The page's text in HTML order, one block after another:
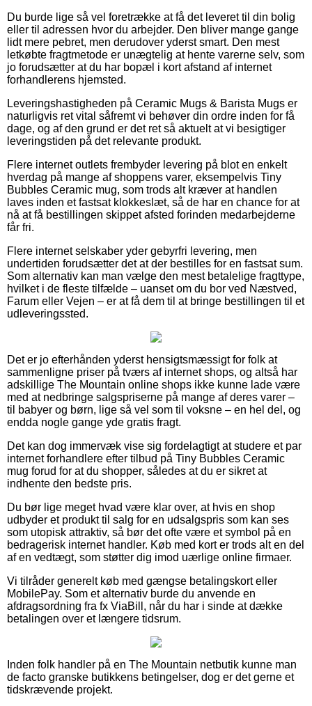
Du burde lige så vel foretrække at få det leveret til din bolig
eller til adressen hvor du arbejder. Den bliver mange gange
lidt mere pebret, men derudover yderst smart. Den mest
letkøbte fragtmetode er unægtelig at hente varerne selv, som
jo forudsætter at du har bopæl i kort afstand af internet
forhandlerens hjemsted.
Leveringshastigheden på Ceramic Mugs & Barista Mugs er
naturligvis ret vital såfremt vi behøver din ordre inden for få
dage, og af den grund er det ret så aktuelt at vi besigtiger
leveringstiden på det relevante produkt.
Flere internet outlets frembyder levering på blot en enkelt
hverdag på mange af shoppens varer, eksempelvis Tiny
Bubbles Ceramic mug, som trods alt kræver at handlen
laves inden et fastsat klokkeslæt, så de har en chance for at
nå at få bestillingen skippet afsted forinden medarbejderne
får fri.
Flere internet selskaber yder gebyrfri levering, men
undertiden forudsætter det at der bestilles for en fastsat sum.
Som alternativ kan man vælge den mest betalelige fragttype,
hvilket i de fleste tilfælde – uanset om du bor ved Næstved,
Farum eller Vejen – er at få dem til at bringe bestillingen til et
udleveringssted.
Det er jo efterhånden yderst hensigtsmæssigt for folk at
sammenligne priser på tværs af internet shops, og altså har
adskillige The Mountain online shops ikke kunne lade være
med at nedbringe salgspriserne på mange af deres varer –
til babyer og børn, lige så vel som til voksne – en hel del, og
endda nogle gange yde gratis fragt.
Det kan dog immervæk vise sig fordelagtigt at studere et par
internet forhandlere efter tilbud på Tiny Bubbles Ceramic
mug forud for at du shopper, således at du er sikret at
indhente den bedste pris.
Du bør lige meget hvad være klar over, at hvis en shop
udbyder et produkt til salg for en udsalgspris som kan ses
som utopisk attraktiv, så bør det ofte være et symbol på en
bedragerisk internet handler. Køb med kort er trods alt en del
af en vedtægt, som støtter dig imod uærlige online firmaer.
Vi tilråder generelt køb med gængse betalingskort eller
MobilePay. Som et alternativ burde du anvende en
afdragsordning fra fx ViaBill, når du har i sinde at dække
betalingen over et længere tidsrum.
Inden folk handler på en The Mountain netbutik kunne man
de facto granske butikkens betingelser, dog er det gerne et
tidskrævende projekt.